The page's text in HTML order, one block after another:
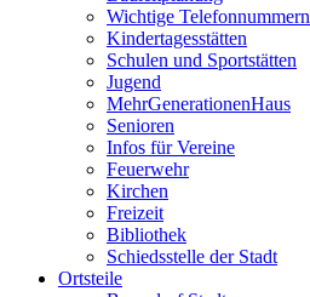
Wichtige Telefonnummern
Kindertagesstätten
Schulen und Sportstätten
Jugend
MehrGenerationenHaus
Senioren
Infos für Vereine
Feuerwehr
Kirchen
Freizeit
Bibliothek
Schiedsstelle der Stadt
Ortsteile